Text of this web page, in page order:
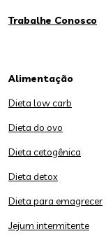
Trabalhe Conosco
Alimentação
Dieta low carb
Dieta do ovo
Dieta cetogênica
Dieta detox
Dieta para emagrecer
Jejum intermitente